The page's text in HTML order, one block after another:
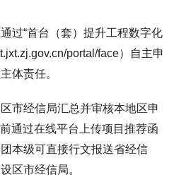
过“首台（套）提升工程数字化
portal/face）自主申
体责任。
市经信局汇总并审核本地区申
通过在线平台上传项目推荐函
本级可直接行文报送省经信
区市经信局。